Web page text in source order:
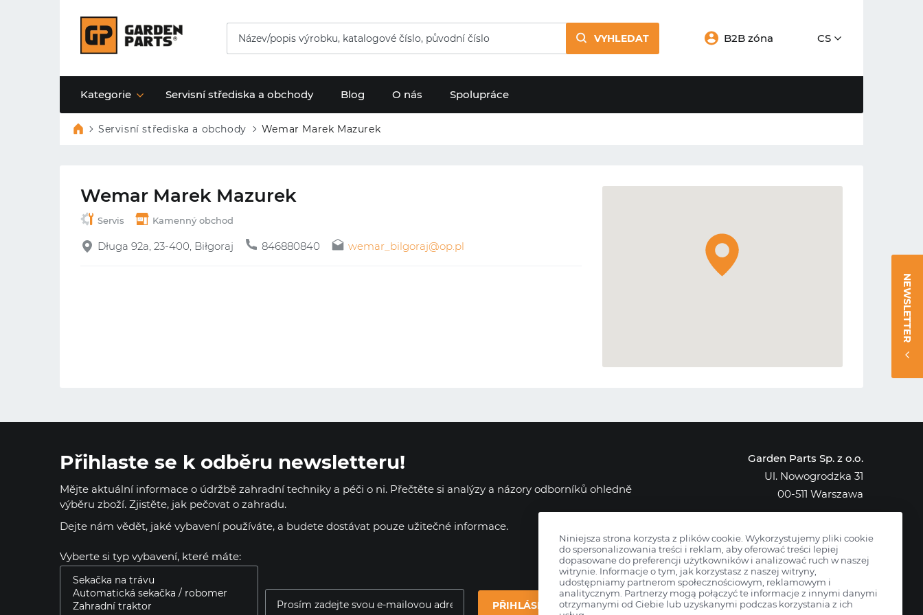
VYHLEDAT B2B zóna CS
Kategorie Servisní střediska a obchody Blog O nás Spolupráce
Servisní střediska a obchody Wemar Marek Mazurek
Wemar Marek Mazurek
Servis Kamenný obchod
Długa 92a, 23-400, Biłgoraj 846880840 wemar_bilgoraj@op.pl
NEWSLETTER
Přihlaste se k odběru newsletteru!
Mějte aktuální informace o údržbě zahradní techniky a péči o ni. Přečtěte si analýzy a názory odborníků ohledně
výběru zboží. Zjistěte, jak pečovat o zahradu.
Dejte nám vědět, jaké vybavení používáte, a budete dostávat pouze užitečné informace.
Vyberte si typ vybavení, které máte:
PŘIHLÁSIT SE
Garden Parts Sp. z o.o.
Ul. Nowogrodzka 31
00-511 Warszawa
KRS: 0000431421
Niniejsza strona korzysta z plików cookie. Wykorzystujemy pliki cookie
do spersonalizowania treści i reklam, aby oferować treści lepiej
dopasowane do preferencji użytkowników i analizować ruch w naszej
witrynie. Informacje o tym, jak korzystasz z naszej witryny,
udostępniamy partnerom społecznościowym, reklamowym i
analitycznym. Partnerzy mogą połączyć te informacje z innymi danymi
otrzymanymi od Ciebie lub uzyskanymi podczas korzystania z ich